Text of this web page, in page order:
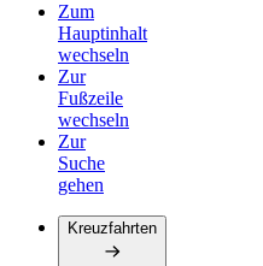
Zum
Hauptinhalt
wechseln
Zur
Fußzeile
wechseln
Zur
Suche
gehen
Kreuzfahrten